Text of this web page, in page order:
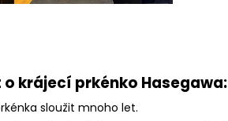
krájecí prkénko Hasegawa:
sloužit mnoho let.